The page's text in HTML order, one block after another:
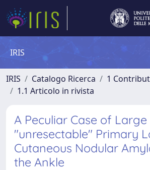
IRIS
IRIS Catalogo Ricerca
1
1.1 Articolo in rivista
A Peculiar Case of
"unresectable" Primary
Cutaneous Nodular
the Ankle